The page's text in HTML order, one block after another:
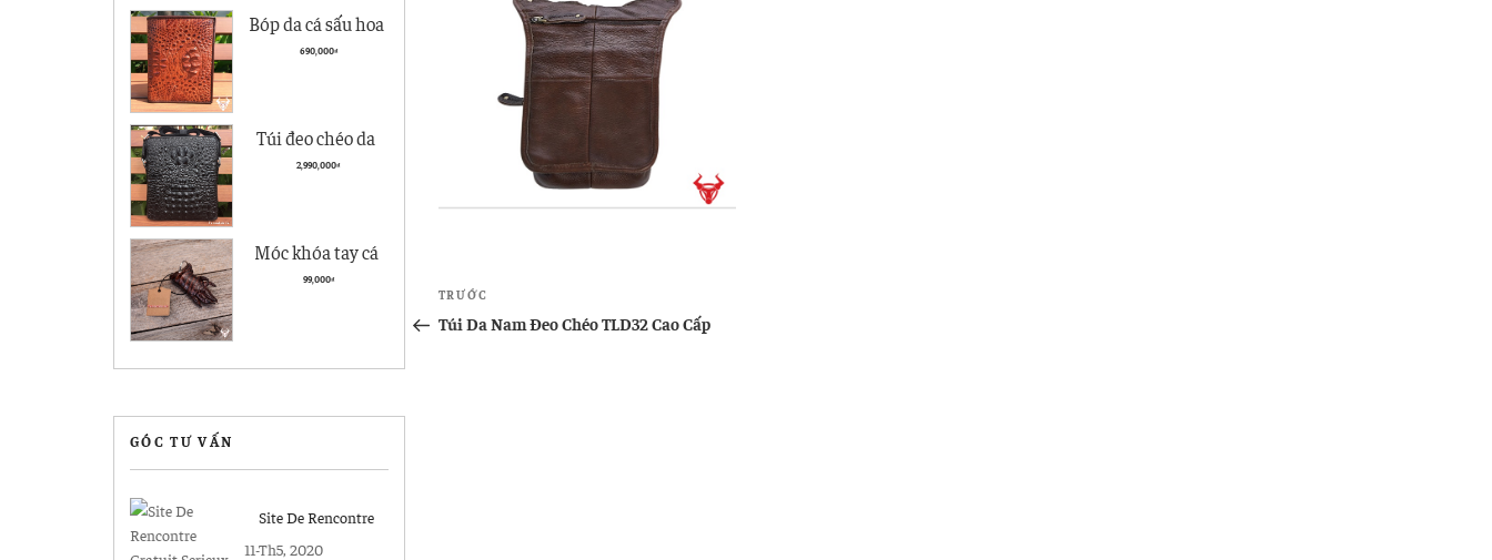
Điều
hướng
Bài
cũ
TRƯỚC
Túi Da Nam Đeo Chéo TLD32 Cao Cấp
Bóp da cá sấu hoa
cà giá rẻ BCS05
690,000₫
Túi đeo chéo da
nam Vân Cá Sấu
2,990,000₫
Móc khóa tay cá
sấu Hà Nội giá rẻ
99,000₫
GÓC TƯ VẤN
Site De Rencontre
Gratuit Serieux
11-Th5, 2020